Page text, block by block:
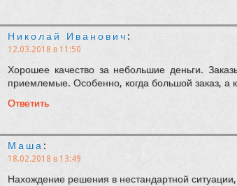
Николай Иванович :
12.03.2018 в 11:50
Хорошее качество за небольшие деньги.
приемлемые. Особенно, когда большой заказ, а
Ответить
Маша :
18.02.2018 в 13:49
Нахождение решения в нестандартной